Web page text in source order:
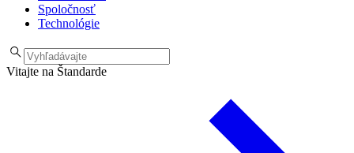
Spoločnosť
Technológie
Vitajte na Štandarde